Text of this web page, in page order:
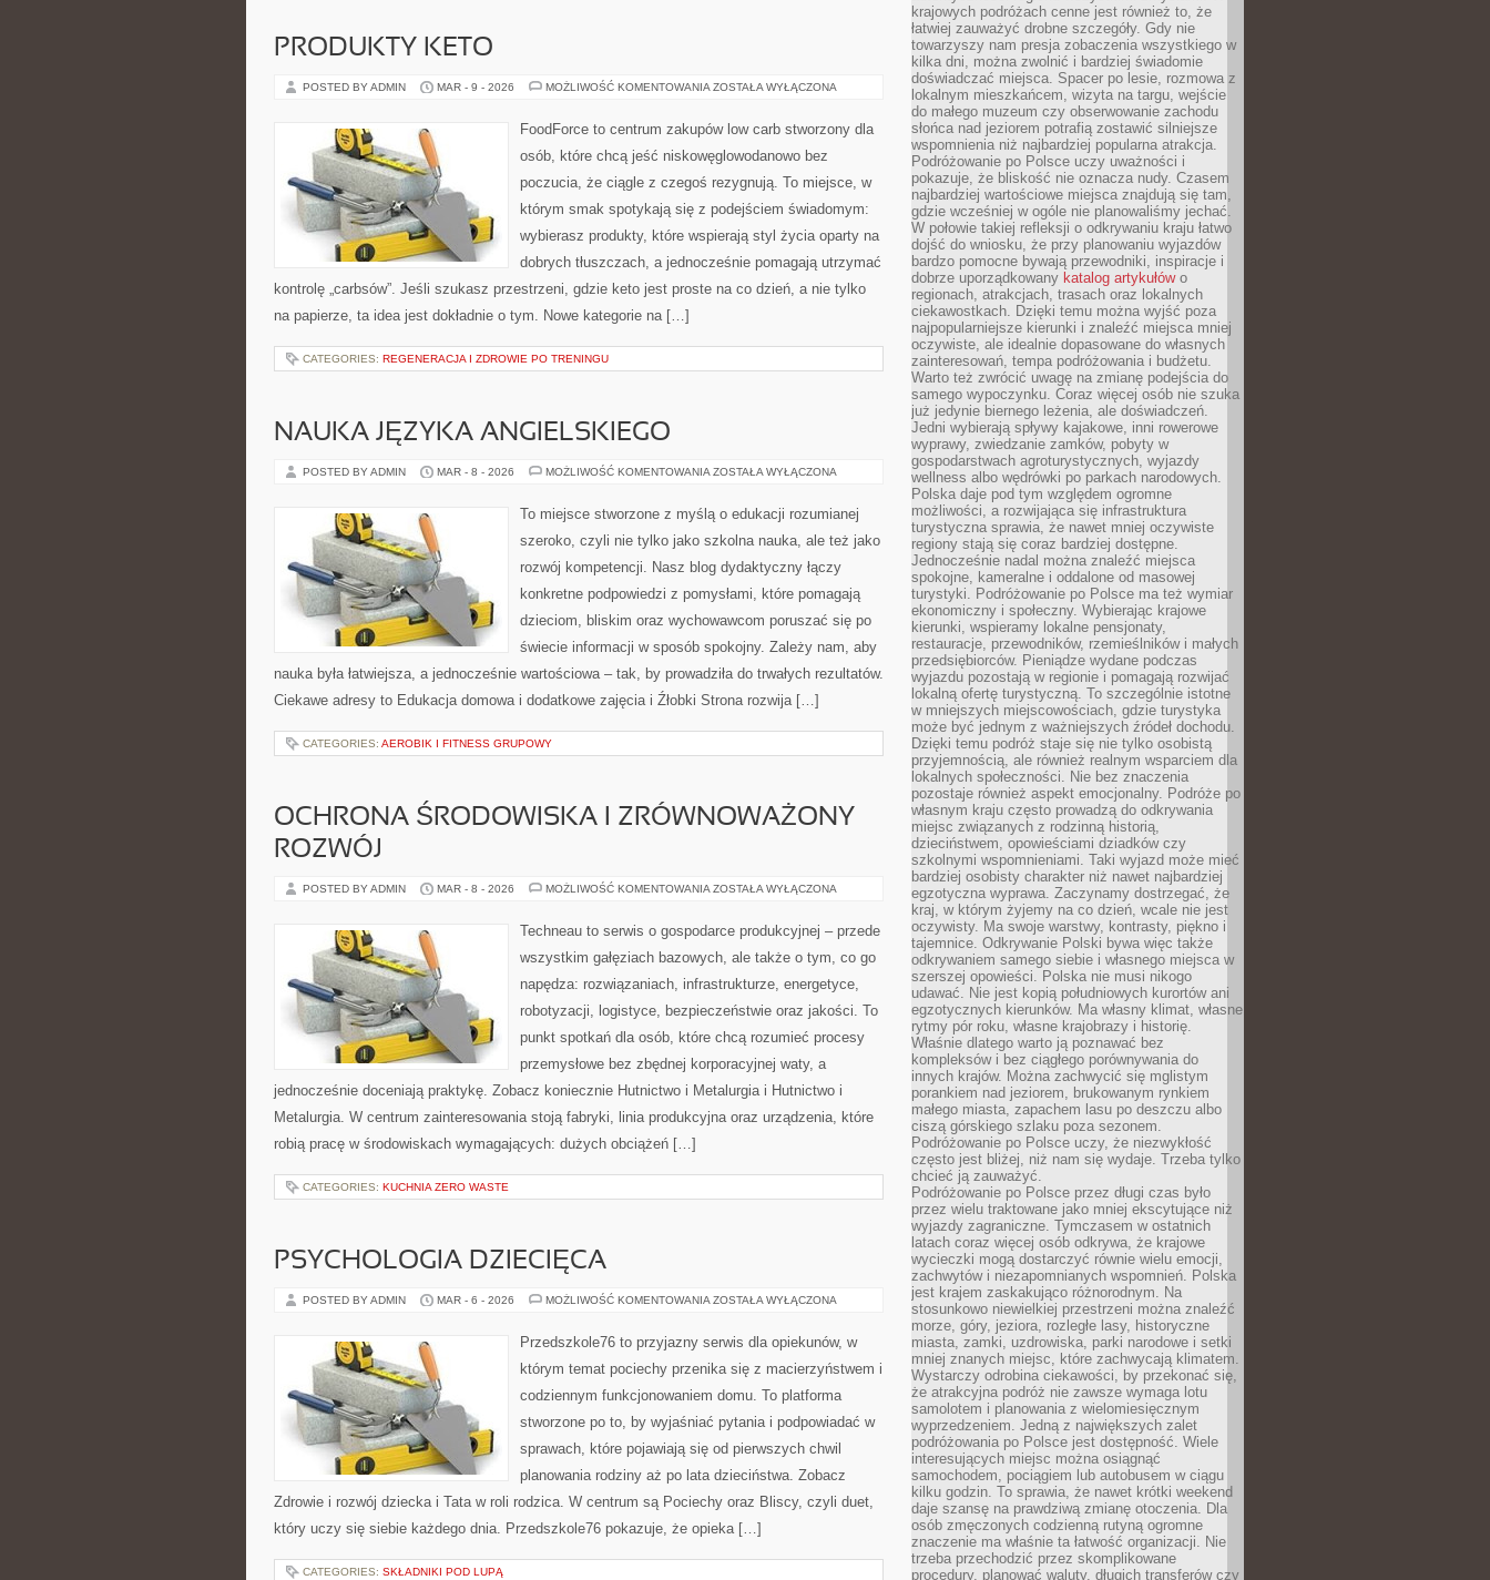
PRODUKTY KETO
POSTED BY ADMIN MAR - 9 - 2026 MOŻLIWOŚĆ KOMENTOWANIA PRODUKTY
ZOSTAŁA WYŁĄCZONA
FoodForce to centrum zakupów low carb stworzony dla
osób, które chcą jeść niskowęglowodanowo bez
poczucia, że ciągle z czegoś rezygnują. To miejsce, w
którym smak spotykają się z podejściem świadomym:
wybierasz produkty, które wspierają styl życia oparty na
dobrych tłuszczach, a jednocześnie pomagają utrzymać
kontrolę „carbsów”. Jeśli szukasz przestrzeni, gdzie keto jest proste na co dzień, a nie tylko
na papierze, ta idea jest dokładnie o tym. Nowe kategorie na […]
CATEGORIES: REGENERACJA I ZDROWIE PO TRENINGU
NAUKA JĘZYKA ANGIELSKIEGO
POSTED BY ADMIN MAR - 8 - 2026 MOŻLIWOŚĆ KOMENTOWANIA NAUKA
ZOSTAŁA WYŁĄCZONA
To miejsce stworzone z myślą o edukacji rozumianej
szeroko, czyli nie tylko jako szkolna nauka, ale też jako
rozwój kompetencji. Nasz blog dydaktyczny łączy
konkretne podpowiedzi z pomysłami, które pomagają
dzieciom, bliskim oraz wychowawcom poruszać się po
świecie informacji w sposób spokojny. Zależy nam, aby
nauka była łatwiejsza, a jednocześnie wartościowa – tak, by prowadziła do trwałych rezultatów.
Ciekawe adresy to Edukacja domowa i dodatkowe zajęcia i Źłobki Strona rozwija […]
CATEGORIES: AEROBIK I FITNESS GRUPOWY
OCHRONA ŚRODOWISKA I ZRÓWNOWAŻONY
ROZWÓJ
POSTED BY ADMIN MAR - 8 - 2026 MOŻLIWOŚĆ KOMENTOWANIA OCHRONA
ZRÓWNOWAŻONY
ROZWÓJ
ZOSTAŁA WYŁĄCZONA
Techneau to serwis o gospodarce produkcyjnej – przede
wszystkim gałęziach bazowych, ale także o tym, co go
napędza: rozwiązaniach, infrastrukturze, energetyce,
robotyzacji, logistyce, bezpieczeństwie oraz jakości. To
punkt spotkań dla osób, które chcą rozumieć procesy
przemysłowe bez zbędnej korporacyjnej waty, a
jednocześnie doceniają praktykę. Zobacz koniecznie Hutnictwo i Metalurgia i Hutnictwo i
Metalurgia. W centrum zainteresowania stoją fabryki, linia produkcyjna oraz urządzenia, które
robią pracę w środowiskach wymagających: dużych obciążeń […]
CATEGORIES: KUCHNIA ZERO WASTE
PSYCHOLOGIA DZIECIĘCA
POSTED BY ADMIN MAR - 6 - 2026 MOŻLIWOŚĆ KOMENTOWANIA PSYCHOLOGIA
ZOSTAŁA WYŁĄCZONA
Przedszkole76 to przyjazny serwis dla opiekunów, w
którym temat pociechy przenika się z macierzyństwem i
codziennym funkcjonowaniem domu. To platforma
stworzone po to, by wyjaśniać pytania i podpowiadać w
sprawach, które pojawiają się od pierwszych chwil
planowania rodziny aż po lata dzieciństwa. Zobacz
Zdrowie i rozwój dziecka i Tata w roli rodzica. W centrum są Pociechy oraz Bliscy, czyli duet,
który uczy się siebie każdego dnia. Przedszkole76 pokazuje, że opieka […]
CATEGORIES: SKŁADNIKI POD LUPĄ
krajowych podróżach cenne jest również to, że
łatwiej zauważyć drobne szczegóły. Gdy nie
towarzyszy nam presja zobaczenia wszystkiego w
kilka dni, można zwolnić i bardziej świadomie
doświadczać miejsca. Spacer po lesie, rozmowa z
lokalnym mieszkańcem, wizyta na targu, wejście
do małego muzeum czy obserwowanie zachodu
słońca nad jeziorem potrafią zostawić silniejsze
wspomnienia niż najbardziej popularna atrakcja.
Podróżowanie po Polsce uczy uważności i
pokazuje, że bliskość nie oznacza nudy. Czasem
najbardziej wartościowe miejsca znajdują się tam,
gdzie wcześniej w ogóle nie planowaliśmy jechać.
W połowie takiej refleksji o odkrywaniu kraju łatwo
dojść do wniosku, że przy planowaniu wyjazdów
bardzo pomocne bywają przewodniki, inspiracje i
dobrze uporządkowany katalog artykułówo
regionach, atrakcjach, trasach oraz lokalnych
ciekawostkach. Dzięki temu można wyjść poza
najpopularniejsze kierunki i znaleźć miejsca mniej
oczywiste, ale idealnie dopasowane do własnych
zainteresowań, tempa podróżowania i budżetu.
Warto też zwrócić uwagę na zmianę podejścia do
samego wypoczynku. Coraz więcej osób nie szuka
już jedynie biernego leżenia, ale doświadczeń.
Jedni wybierają spływy kajakowe, inni rowerowe
wyprawy, zwiedzanie zamków, pobyty w
gospodarstwach agroturystycznych, wyjazdy
wellness albo wędrówki po parkach narodowych.
Polska daje pod tym względem ogromne
możliwości, a rozwijająca się infrastruktura
turystyczna sprawia, że nawet mniej oczywiste
regiony stają się coraz bardziej dostępne.
Jednocześnie nadal można znaleźć miejsca
spokojne, kameralne i oddalone od masowej
turystyki. Podróżowanie po Polsce ma też wymiar
ekonomiczny i społeczny. Wybierając krajowe
kierunki, wspieramy lokalne pensjonaty,
restauracje, przewodników, rzemieślników i małych
przedsiębiorców. Pieniądze wydane podczas
wyjazdu pozostają w regionie i pomagają rozwijać
lokalną ofertę turystyczną. To szczególnie istotne
w mniejszych miejscowościach, gdzie turystyka
może być jednym z ważniejszych źródeł dochodu.
Dzięki temu podróż staje się nie tylko osobistą
przyjemnością, ale również realnym wsparciem dla
lokalnych społeczności. Nie bez znaczenia
pozostaje również aspekt emocjonalny. Podróże po
własnym kraju często prowadzą do odkrywania
miejsc związanych z rodzinną historią,
dzieciństwem, opowieściami dziadków czy
szkolnymi wspomnieniami. Taki wyjazd może mieć
bardziej osobisty charakter niż nawet najbardziej
egzotyczna wyprawa. Zaczynamy dostrzegać, że
kraj, w którym żyjemy na co dzień, wcale nie jest
oczywisty. Ma swoje warstwy, kontrasty, piękno i
tajemnice. Odkrywanie Polski bywa więc także
odkrywaniem samego siebie i własnego miejsca w
szerszej opowieści. Polska nie musi nikogo
udawać. Nie jest kopią południowych kurortów ani
egzotycznych kierunków. Ma własny klimat, własne
rytmy pór roku, własne krajobrazy i historię.
Właśnie dlatego warto ją poznawać bez
kompleksów i bez ciągłego porównywania do
innych krajów. Można zachwycić się mglistym
porankiem nad jeziorem, brukowanym rynkiem
małego miasta, zapachem lasu po deszczu albo
ciszą górskiego szlaku poza sezonem.
Podróżowanie po Polsce uczy, że niezwykłość
często jest bliżej, niż nam się wydaje. Trzeba tylko
chcieć ją zauważyć.
Podróżowanie po Polsce przez długi czas było
przez wielu traktowane jako mniej ekscytujące niż
wyjazdy zagraniczne. Tymczasem w ostatnich
latach coraz więcej osób odkrywa, że krajowe
wycieczki mogą dostarczyć równie wielu emocji,
zachwytów i niezapomnianych wspomnień. Polska
jest krajem zaskakująco różnorodnym. Na
stosunkowo niewielkiej przestrzeni można znaleźć
morze, góry, jeziora, rozległe lasy, historyczne
miasta, zamki, uzdrowiska, parki narodowe i setki
mniej znanych miejsc, które zachwycają klimatem.
Wystarczy odrobina ciekawości, by przekonać się,
że atrakcyjna podróż nie zawsze wymaga lotu
samolotem i planowania z wielomiesięcznym
wyprzedzeniem. Jedną z największych zalet
podróżowania po Polsce jest dostępność. Wiele
interesujących miejsc można osiągnąć
samochodem, pociągiem lub autobusem w ciągu
kilku godzin. To sprawia, że nawet krótki weekend
daje szansę na prawdziwą zmianę otoczenia. Dla
osób zmęczonych codzienną rutyną ogromne
znaczenie ma właśnie ta łatwość organizacji. Nie
trzeba przechodzić przez skomplikowane
procedury, planować waluty, długich transferów czy